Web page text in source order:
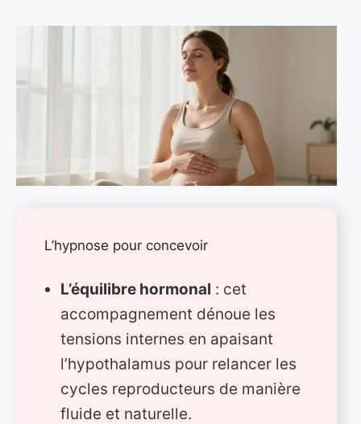
L’hypnose pour concevoir
L’équilibre hormonal : cet
accompagnement dénoue les
tensions internes en apaisant
l’hypothalamus pour relancer les
cycles reproducteurs de manière
fluide et naturelle.